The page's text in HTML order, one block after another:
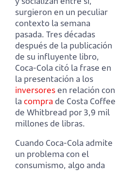
surgieron en un peculiar
contexto la semana
pasada. Tres décadas
después de la publicación
de su influyente libro,
Coca-Cola citó la frase en
la presentación a los
inversoresen relación con
la compra de Costa Coffee
de Whitbread por 3,9 mil
millones de libras.
Cuando Coca-Cola admite
un problema con el
consumismo, algo anda